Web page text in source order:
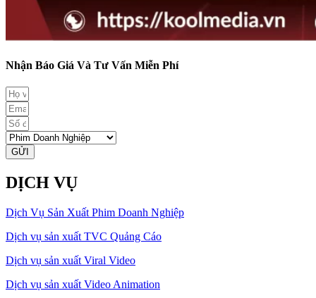
Nhận Báo Giá Và Tư Vấn Miễn Phí
GỬI
DỊCH VỤ
Dịch Vụ Sản Xuất Phim Doanh Nghiệp
Dịch vụ sản xuất TVC Quảng Cáo
Dịch vụ sản xuất Viral Video
Dịch vụ sản xuất Video Animation